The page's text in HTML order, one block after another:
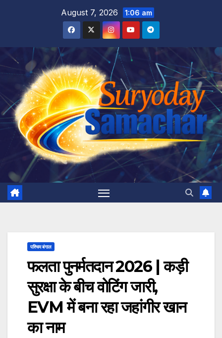
August 7, 2026 1:06 am
पश्चिम बंगाल
फलता पुनर्मतदान 2026 | कड़ी
सुरक्षा के बीच वोटिंग जारी,
EVM में बना रहा जहांगीर खान
का नाम